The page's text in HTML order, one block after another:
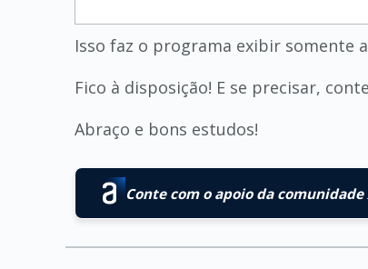
Isso faz o programa exibir somente
Fico à disposição! E se precisar,
Abraço e bons estudos!
Conte com o apoio da